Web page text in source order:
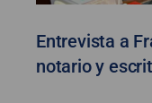
Entrevista a
notario y